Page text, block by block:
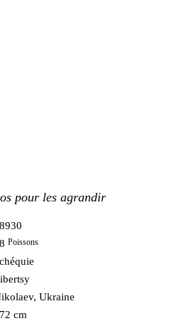
pour les agrandir
Poissons
Ukraine
cm